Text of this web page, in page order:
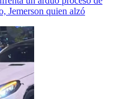
Jemerson quien alzó